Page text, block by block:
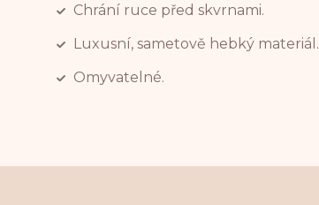
Chrání ruce před skvrnami.
Luxusní, sametově hebký materiál.
Omyvatelné.